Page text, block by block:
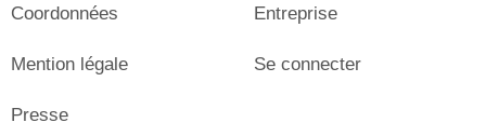
Coordonnées
Mention légale
Presse
Entreprise
Se connecter